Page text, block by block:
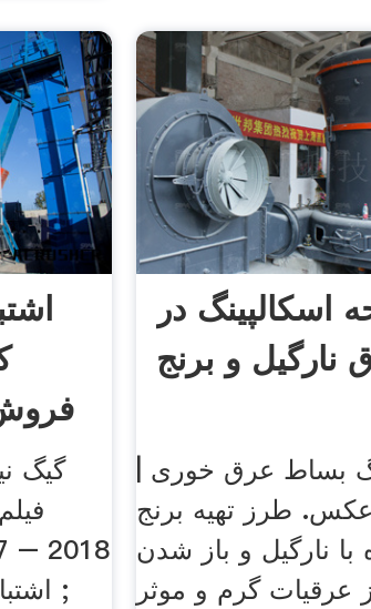
گیگ
;
اسکالپینگ در
نارگیل و برنج
بساط عرق خوری |
طرز تهیه برنج
نارگیل و باز شدن
عرقیات گرم و موثر